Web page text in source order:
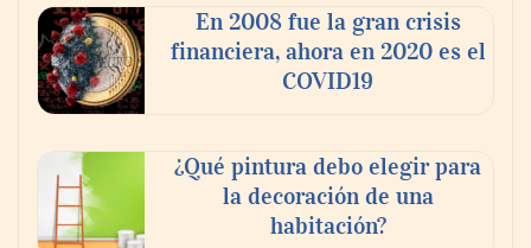
Ricardo Palacio EscobarEn 2008 fue la gran crisis
financiera, ahora en 2020 es el
COVID19
¿Qué pintura debo elegir para
la decoración de una
habitación?